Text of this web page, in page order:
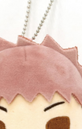
園遊会2026